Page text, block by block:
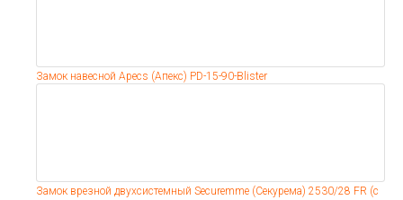
Замок навесной Apecs (Апекс) PD-15-90-Blister
Замок врезной двухсистемный Securemme (Секурема) 2530/28 FR (c